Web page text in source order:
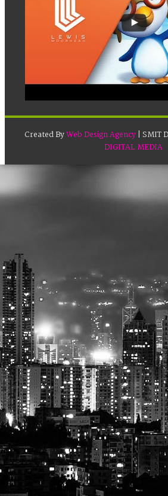
Created ByWeb Design Agency| SMIT
DIGITAL MEDIA